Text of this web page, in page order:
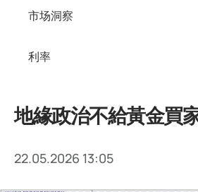
市场洞察
利率
地緣政治不給黃金買
22.05.2026 13:05